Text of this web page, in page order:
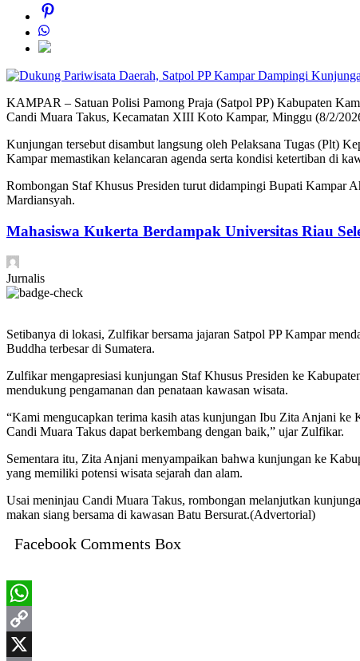
KAMPAR – Satuan Polisi Pamong Praja (Satpol PP) Kabupaten
Candi Muara Takus, Kecamatan XIII Koto Kampar, Minggu (8/2/
Kunjungan tersebut disambut langsung oleh Pelaksana Tugas (Plt)
Kampar memastikan kelancaran agenda serta kondisi ketertiban di
Rombongan Staf Khusus Presiden turut didampingi Bupati Kampar
Mardiansyah.
Mahasiswa Kukerta Berdampak Universitas Riau
Jurnalis
Setibanya di lokasi, Zulfikar bersama jajaran Satpol PP Kampar
Buddha terbesar di Sumatera.
Zulfikar mengapresiasi kunjungan Staf Khusus Presiden ke
mendukung pengamanan dan penataan kawasan wisata.
“Kami mengucapkan terima kasih atas kunjungan Ibu Zita Anjani ke
Candi Muara Takus dapat berkembang dengan baik,” ujar Zulfikar.
Sementara itu, Zita Anjani menyampaikan bahwa kunjungan ke
yang memiliki potensi wisata sejarah dan alam.
Usai meninjau Candi Muara Takus, rombongan melanjutkan
makan siang bersama di kawasan Batu Bersurat.(Advertorial)
Facebook Comments Box
WhatsApp
Copy